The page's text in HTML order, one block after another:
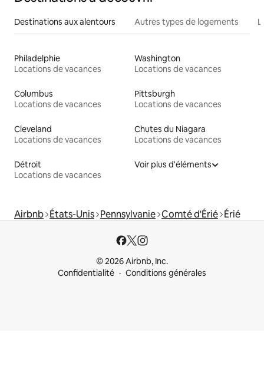
Destinations aux alentours Autres types de logements
Philadelphie
Locations de vacances
Washington
Locations de vacances
Columbus
Locations de vacances
Pittsburgh
Locations de vacances
Cleveland
Locations de vacances
Chutes du Niagara
Locations de vacances
Détroit
Locations de vacances
Voir plus d'éléments
Airbnb États-Unis Pennsylvanie Comté d'Érié Érié
© 2026 Airbnb, Inc.
Confidentialité
Conditions générales